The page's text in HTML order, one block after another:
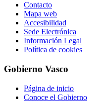
Contacto
Mapa web
Accesibilidad
Sede Electrónica
Información Legal
Política de cookies
Gobierno Vasco
Página de inicio
Conoce el Gobierno